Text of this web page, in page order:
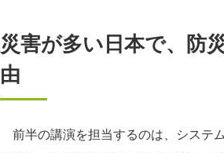
災害が多い日本で、防
由
前半の講演を担当するのは、システ